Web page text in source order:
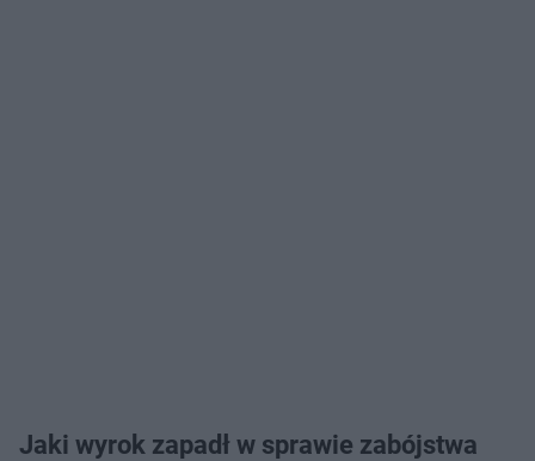
Jaki wyrok zapadł w sprawie zabójstwa